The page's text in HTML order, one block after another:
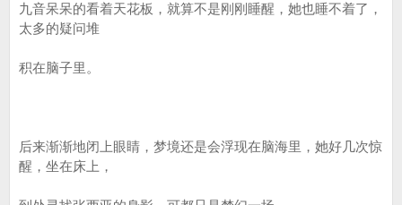
九音呆呆的看着天花板，就算不是刚刚睡醒，她也睡不着了，
太多的疑问堆
积在脑子里。
后来渐渐地闭上眼睛，梦境还是会浮现在脑海里，她好几次惊
醒，坐在床上，